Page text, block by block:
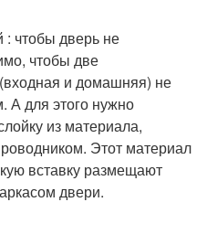
чтобы дверь не
чтобы две
и домашняя) не
А для этого нужно
из материала,
Этот материал
вставку размещают
двери.